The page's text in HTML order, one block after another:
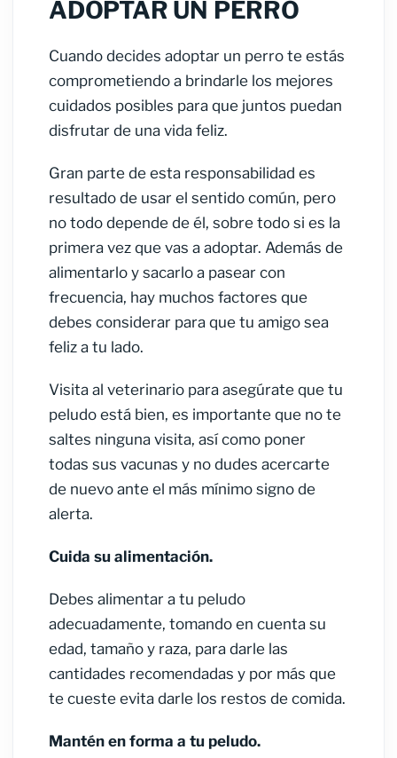
ADOPTAR UN PERRO
Cuando decides adoptar un perro te estás
comprometiendo a brindarle los mejores
cuidados posibles para que juntos puedan
disfrutar de una vida feliz.
Gran parte de esta responsabilidad es
resultado de usar el sentido común, pero
no todo depende de él, sobre todo si es la
primera vez que vas a adoptar. Además de
alimentarlo y sacarlo a pasear con
frecuencia, hay muchos factores que
debes considerar para que tu amigo sea
feliz a tu lado.
Visita al veterinario para asegúrate que tu
peludo está bien, es importante que no te
saltes ninguna visita, así como poner
todas sus vacunas y no dudes acercarte
de nuevo ante el más mínimo signo de
alerta.
Cuida su alimentación.
Debes alimentar a tu peludo
adecuadamente, tomando en cuenta su
edad, tamaño y raza, para darle las
cantidades recomendadas y por más que
te cueste evita darle los restos de comida.
Mantén en forma a tu peludo.